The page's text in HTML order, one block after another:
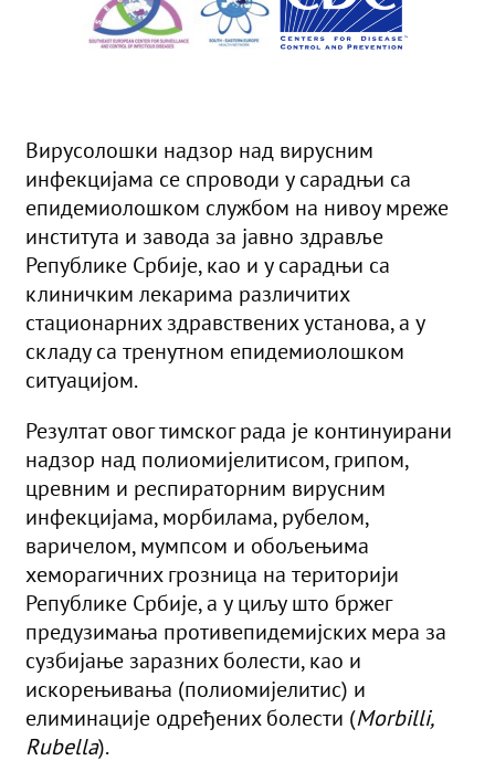
Вирусолошки надзор над вирусним
инфекцијама се спроводи у сарадњи са
епидемиолошком службом на нивоу мреже
института и завода за јавно здравље
Републике Србије, као и у сарадњи са
клиничким лекарима различитих
стационарних здравствених установа, а у
складу са тренутном епидемиолошком
ситуацијом.
Резултат овог тимског рада је континуирани
надзор над полиомијелитисом, грипом,
цревним и респираторним вирусним
инфекцијама, морбилама, рубелом,
варичелом, мумпсом и обољењима
хеморагичних грозница на територији
Републике Србије, а у циљу што бржег
предузимања противепидемијских мера за
сузбијање заразних болести, као и
искорењивања (полиомијелитис) и
елиминације одређених болести (Morbilli,
Rubella).